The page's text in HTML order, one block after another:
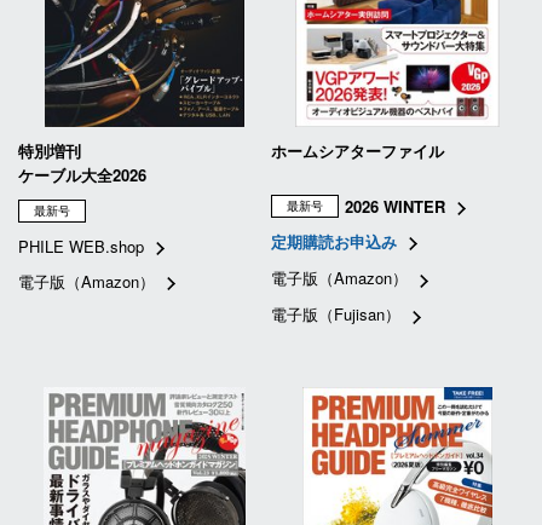
特別増刊
ケーブル大全2026
最新号
PHILE WEB.shop
電子版（Amazon）
ホームシアターファイル
最新号
2026 WINTER
定期購読お申込み
電子版（Amazon）
電子版（Fujisan）